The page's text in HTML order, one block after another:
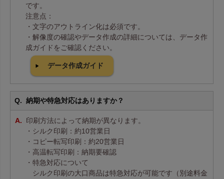
です。
注意点：
・文字のアウトライン化は必須です。
・解像度の確認やデータ作成の詳細については、データ作
成ガイドをご確認ください。
データ作成ガイド
納期や特急対応はありますか？
印刷方法によって納期が異なります。
・シルク印刷：約10営業日
・コピー転写印刷：約20営業日
・高温転写印刷：納期要確認
・特急対応について
シルク印刷の大口商品は特急対応が可能です（別途料金